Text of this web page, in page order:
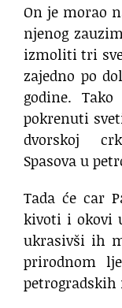
On je morao
njenog
izmoliti tri
zajedno po
godine.
pokrenuti
dvorskoj
Spasova u
Tada će car
kivoti i okovi
ukrasivši ih
prirodnom
petrogradskih